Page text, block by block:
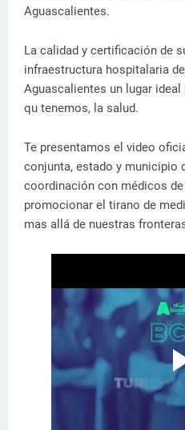
Aguascalientes.
La calidad y certificación de
infraestructura hospitalaria
Aguascalientes un lugar
qu tenemos, la salud.
Te presentamos el video
conjunta, estado y municipio
coordinación con médicos
promocionar el tirano de
mas allá de nuestras